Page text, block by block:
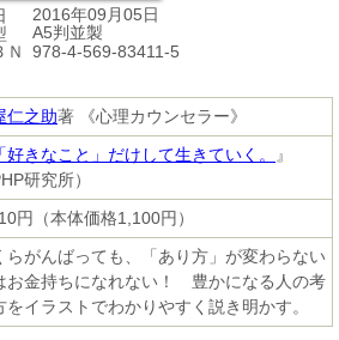
2016年09月05日
A5判並製
Ｎ
978-4-569-83411-5
仁之助著 《心理カウンセラー》
「好きなこと」だけして生きていく。
』
研究所）
円（本体価格1,100円）
らがんばっても、「あり方」が変わらない
お金持ちになれない！ 豊かになる人の考
をイラストでわかりやすく説き明かす。